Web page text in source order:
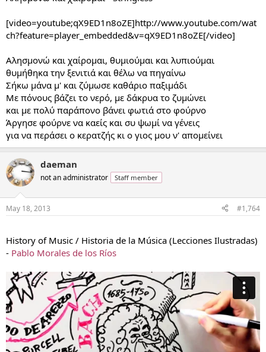
[video=youtube;qX9ED1n8oZE]http://www.youtube.com/wat
ch?feature=player_embedded&v=qX9ED1n8oZE[/video]
Aλησμονώ και χαίρομαι, θυμιούμαι και λυπιούμαι
θυμήθηκα την ξενιτιά και θέλω να πηγαίνω
Σήκω μάνα μ' και ζύμωσε καθάριο παξιμάδι
Mε πόνους βάζει το νερό, με δάκρυα το ζυμώνει
και με πολύ παράπονο βάνει φωτιά στο φούρνο
Άργησε φούρνε να καείς και συ ψωμί να γένεις
για να περάσει ο κερατζής κι ο γιoς μου ν' απομείνει
daeman
not an administrator Staff member
May 18, 2013 #1,764
History of Music / Historia de la Música (Lecciones Ilustradas)
- Pablo Morales de los Ríos